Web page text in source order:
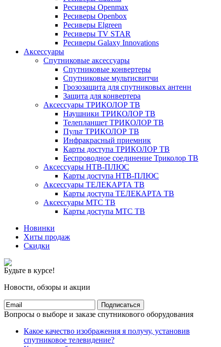
Ресиверы Openmax
Ресиверы Openbox
Ресиверы Elgreen
Ресиверы TV STAR
Ресиверы Galaxy Innovations
Аксессуары
Спутниковые аксессуары
Спутниковые конвертеры
Спутниковые мультисвитчи
Грозозащита для спутниковых антенн
Защита для конвертера
Аксессуары ТРИКОЛОР ТВ
Наушники ТРИКОЛОР ТВ
Телепланшет ТРИКОЛОР ТВ
Пульт ТРИКОЛОР ТВ
Инфракрасный приемник
Карты доступа ТРИКОЛОР ТВ
Беспроводное соединение Триколор ТВ
Аксессуары НТВ-ПЛЮС
Карты доступа НТВ-ПЛЮС
Аксессуары ТЕЛЕКАРТА ТВ
Карты доступа ТЕЛЕКАРТА ТВ
Аксессуары МТС ТВ
Карты доступа МТС ТВ
Новинки
Хиты продаж
Скидки
Будьте в курсе!
Новости, обзоры и акции
Подписаться
Вопросы о выборе и заказе спутникового оборудования
Какое качество изображения я получу, установив
спутниковое телевидение?